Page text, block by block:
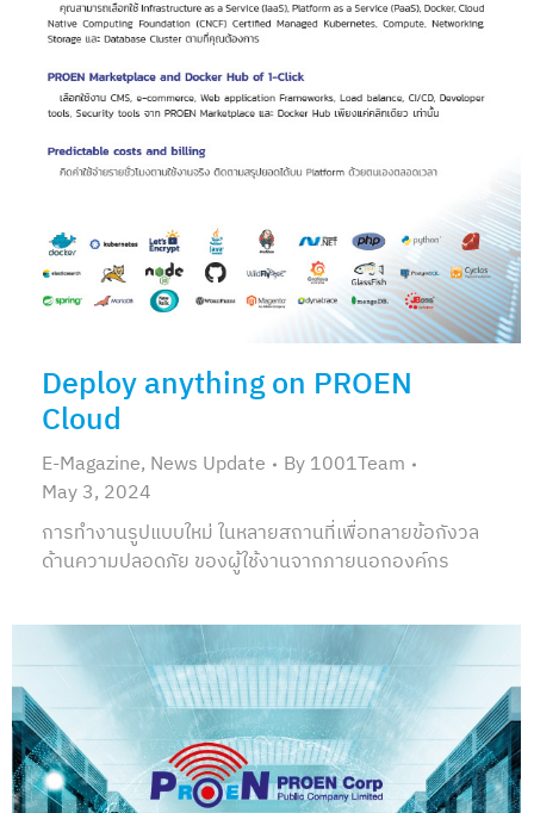
Deploy anything on PROEN
Cloud
E-Magazine, News Update By1001Team
May 3, 2024
การทำงานรูปแบบใหม่ ในหลายสถานที่เพื่อทลายข้อกังวล
ด้านความปลอดภัย ของผู้ใช้งานจากภายนอกองค์กร